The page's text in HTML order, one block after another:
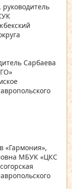
, руководитель
Сарбаева
«Гармония»,
МБУК «ЦКС